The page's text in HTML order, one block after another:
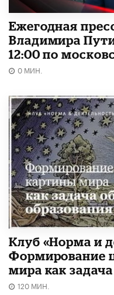
Ежегодная
Владимира
12:00 по
0 МИН.
Клуб «Норма и
Формирование
мира как
120 МИН.